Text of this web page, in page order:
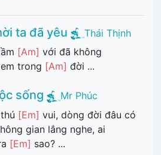
ta đã yêu
Thái Thịnh
[Am] với đã không
trong [Am] đời ...
sống
Mr Phúc
[Em] vui, dòng đời đâu có
gian lắng nghe, ai
[Em] sao? ...